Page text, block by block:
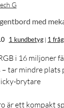
G
med
1 kundbetyg | 1
i 16 miljoner
– tar mindre
brytare
är ett kompakt